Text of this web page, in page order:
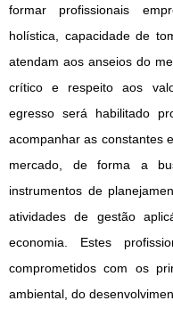
formar profissionais
holística, capacidade de
atendam aos anseios do
crítico e respeito aos
egresso será habilitado
acompanhar as constantes
mercado, de forma a
instrumentos de
atividades de gestão
economia. Estes
comprometidos com os
ambiental, do